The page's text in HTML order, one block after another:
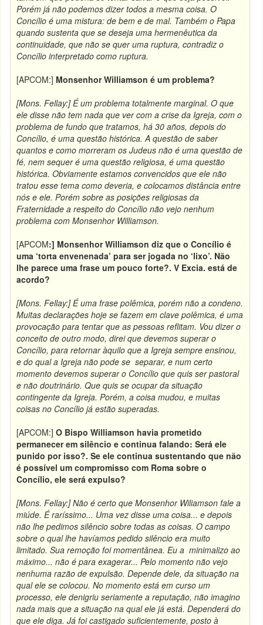
Porém já não podemos dizer todos a mesma coisa. O
Concílio é uma mistura: de bem e de mal. Também o Papa
quando sustenta que se deseja uma hermenêutica da
continuidade, que não se quer uma ruptura, contradiz o
Concílio interpretado como ruptura.
[APCOM:] Monsenhor Williamson é um problema?
[Mons. Fellay:] É um problema totalmente marginal. O que
ele disse não tem nada que ver com a crise da Igreja, com o
problema de fundo que tratamos, há 30 años, depois do
Concílio, é uma questão histórica. A questão de saber
quantos e como morreram os Judeus não é uma questão de
fé, nem sequer é uma questão religiosa, é uma questão
histórica. Obviamente estamos convencidos que ele não
tratou esse tema como deveria, e colocamos distância entre
nós e ele. Porém sobre as posições religiosas da
Fraternidade a respeito do Concílio não vejo nenhum
problema com Monsenhor Williamson.
[APCOM:] Monsenhor Williamson diz que o Concílio é
uma ‘torta envenenada’ para ser jogada no ‘lixo’. Não
lhe parece uma frase um pouco forte?. V Excia. está de
acordo?
[Mons. Fellay:] É uma frase polêmica, porém não a condeno.
Muitas declarações hoje se fazem em clave polêmica, é uma
provocação para tentar que as pessoas reflitam. Vou dizer o
conceito de outro modo, direi que devemos superar o
Concílio, para retornar àquilo que a Igreja sempre ensinou,
e do qual a Igreja não pode se separar, e num certo
momento devemos superar o Concílio que quis ser pastoral
e não doutrinário. Que quis se ocupar da situação
contingente da Igreja. Porém, a coisa mudou, e muitas
coisas no Concílio já estão superadas.
[APCOM:]O Bispo Williamson havia prometido
permanecer em silêncio e continua falando: Será ele
punido por isso?. Se ele continua sustentando que não
é possível um compromisso com Roma sobre o
Concílio, ele será expulso?
[Mons. Fellay:] Não é certo que Monsenhor Wiliamson fale a
miúde. É raríssimo... Uma vez disse uma coisa... e depois
não lhe pedimos silêncio sobre todas as coisas. O campo
sobre o qual lhe havíamos pedido silêncio era muito
limitado. Sua remoção foi momentânea. Eu a minimalizo ao
máximo... não é para exagerar... Pelo momento não vejo
nenhuma razão de expulsão. Depende dele, da situação na
qual ele se colocou. No momento está em curso um
processo, ele denigriu seriamente a reputação, não imagino
nada mais que a situação na qual ele já está. Dependerá do
que ele diga. Já foi castigado suficientemente, posto à